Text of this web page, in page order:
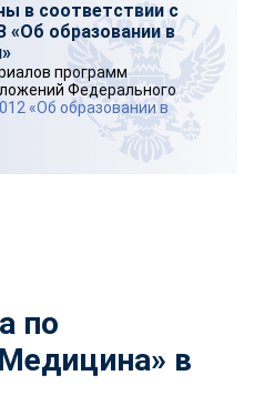
в соответствии с
образовании в
программ
Федерального
«Об образовании в
по
в